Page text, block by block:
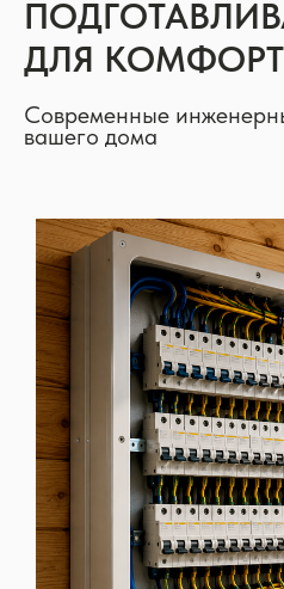
ДЛЯ
Современные
вашего дома